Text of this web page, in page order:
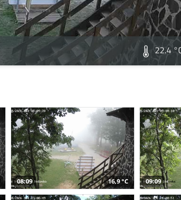
22.4
08:09 16,9 °C 09:09